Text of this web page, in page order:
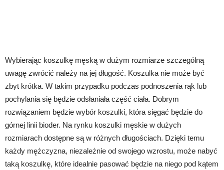
Wybierając koszulkę męską w dużym rozmiarze szczególną
uwagę zwrócić należy na jej długość. Koszulka nie może być
zbyt krótka. W takim przypadku podczas podnoszenia rąk lub
pochylania się będzie odsłaniała część ciała. Dobrym
rozwiązaniem będzie wybór koszulki, która sięgać będzie do
górnej linii bioder. Na rynku koszulki męskie w dużych
rozmiarach dostępne są w różnych długościach. Dzięki temu
każdy mężczyzna, niezależnie od swojego wzrostu, może nabyć
taką koszulkę, które idealnie pasować będzie na niego pod kątem